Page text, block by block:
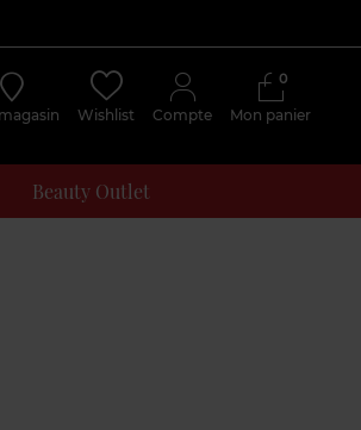
Wishlist Compte Mon panier
0
Beauty Outlet